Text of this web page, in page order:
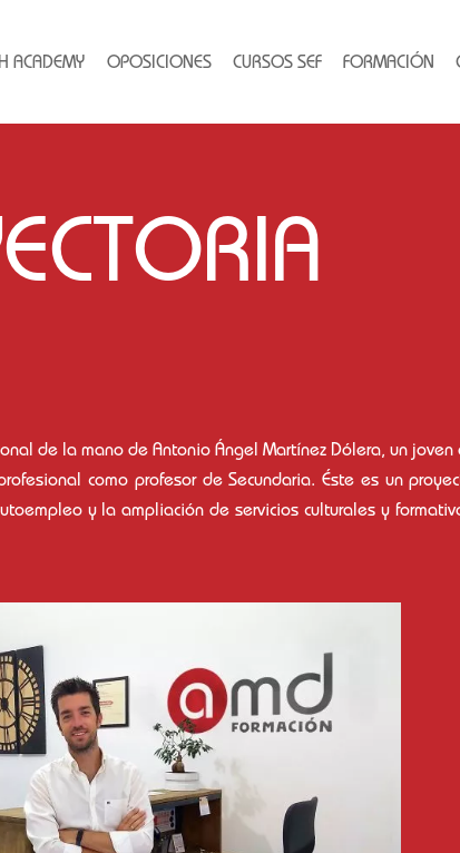
ACADEMY OPOSICIONES CURSOS SEF FORMACIÓN
de la mano de Antonio Ángel Martínez Dólera, un joven
como profesor de Secundaria. Éste es un
y la ampliación de servicios culturales y